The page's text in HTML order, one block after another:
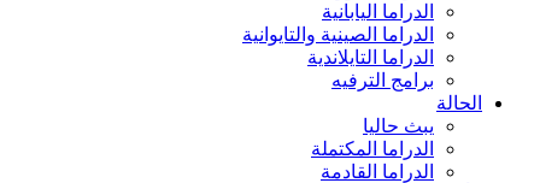
الدراما اليابانية
الدراما الصينية والتايوانية
الدراما التايلاندية
برامج الترفيه
الحالة
يبث حاليا
الدراما المكتملة
الدراما القادمة